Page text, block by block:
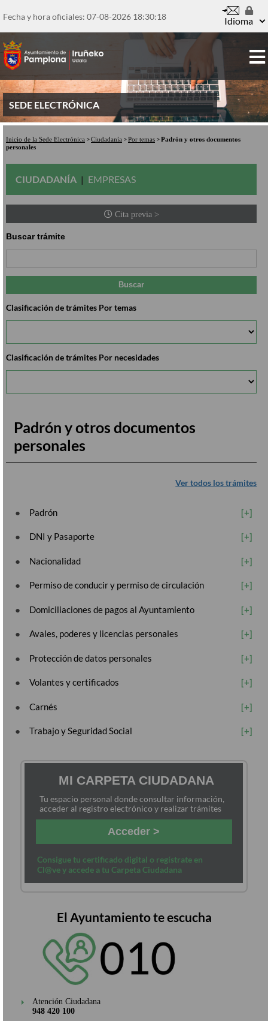
al
principal
Fecha y hora oficiales: 07-08-2026 18:30:18 Idioma
SEDE ELECTRÓNICA
Inicio de la Sede Electrónica Ciudadanía Por temas
Padrón y otros documentos
personales
CIUDADANÍA EMPRESAS
Cita previa >
Buscar trámite
Clasificación de trámites Por temas
Clasificación de trámites Por necesidades
Padrón y otros documentos
personales
Ver todos los trámites
Padrón
DNI y Pasaporte
Nacionalidad
Permiso de conducir y permiso de circulación
Domiciliaciones de pagos al Ayuntamiento
Avales, poderes y licencias personales
Protección de datos personales
Volantes y certificados
Carnés
Trabajo y Seguridad Social
MI CARPETA CIUDADANA
Tu espacio personal donde consultar información,
acceder al registro electrónico y realizar trámites
Acceder >
Consigue tu certificado digital o regístrate en
Cl@ve y accede a tu Carpeta Ciudadana
El Ayuntamiento te escucha
Atención Ciudadana
948 420 100